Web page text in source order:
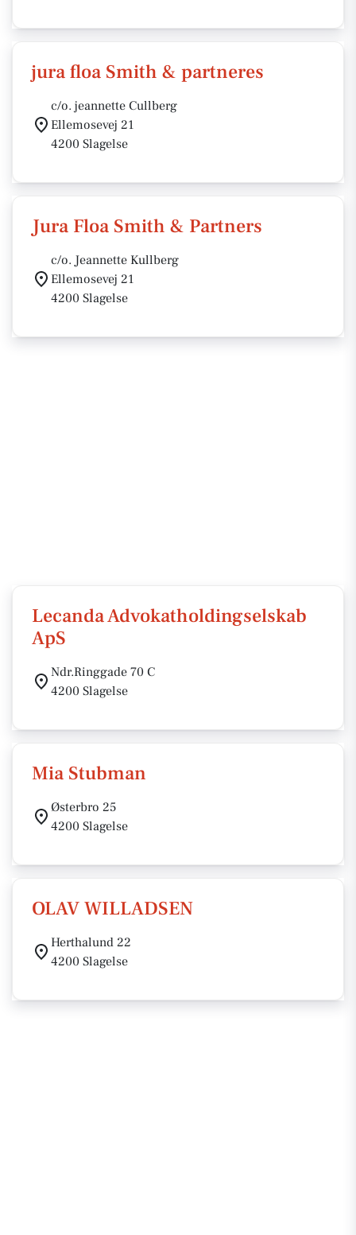
jura floa Smith & partneres
c/o. jeannette Cullberg
Ellemosevej 21
4200 Slagelse
Jura Floa Smith & Partners
c/o. Jeannette Kullberg
Ellemosevej 21
4200 Slagelse
Lecanda Advokatholdingselskab
ApS
Ndr.Ringgade 70 C
4200 Slagelse
Mia Stubman
Østerbro 25
4200 Slagelse
OLAV WILLADSEN
Herthalund 22
4200 Slagelse